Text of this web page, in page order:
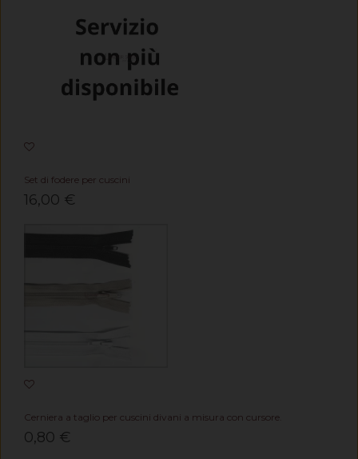
Set di fodere per cuscini
16,00 €
Cerniera a taglio per cuscini divani a misura con cursore.
0,80 €